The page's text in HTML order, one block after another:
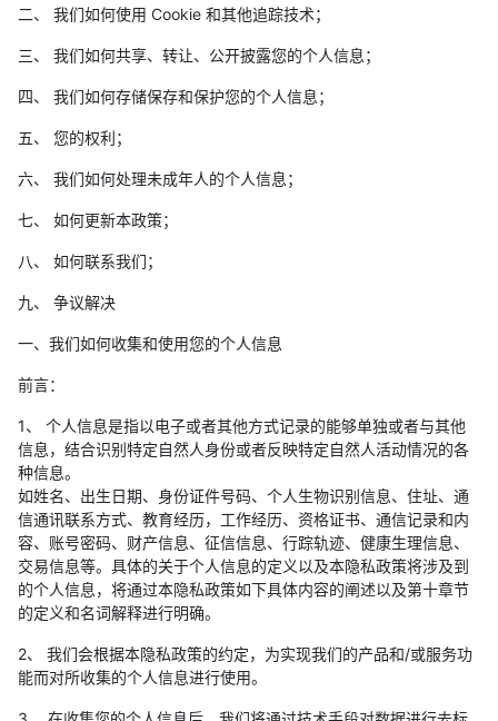
二、 我们如何使用 Cookie 和其他追踪技术；
三、 我们如何共享、转让、公开披露您的个人信息；
四、 我们如何存储保存和保护您的个人信息；
五、 您的权利；
六、 我们如何处理未成年人的个人信息；
七、 如何更新本政策；
八、 如何联系我们；
九、 争议解决
一、我们如何收集和使用您的个人信息
前言：
1、 个人信息是指以电子或者其他方式记录的能够单独或者与其他
信息，结合识别特定自然人身份或者反映特定自然人活动情况的各
种信息。
如姓名、出生日期、身份证件号码、个人生物识别信息、住址、通
信通讯联系方式、教育经历，工作经历、资格证书、通信记录和内
容、账号密码、财产信息、征信信息、行踪轨迹、健康生理信息、
交易信息等。具体的关于个人信息的定义以及本隐私政策将涉及到
的个人信息，将通过本隐私政策如下具体内容的阐述以及第十章节
的定义和名词解释进行明确。
2、 我们会根据本隐私政策的约定，为实现我们的产品和/或服务功
能而对所收集的个人信息进行使用。